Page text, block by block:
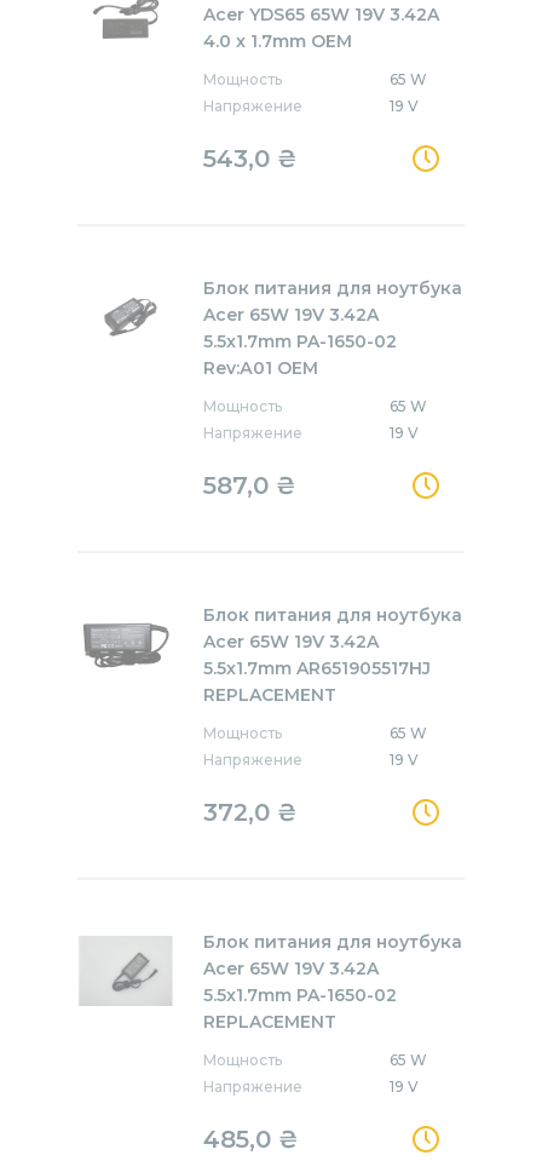
Acer YDS65 65W 19V 3.42A
4.0 x 1.7mm OEM
Мощность
65 W
Напряжение
19 V
543,0 ₴
Блок питания для ноутбука
Acer 65W 19V 3.42A
5.5x1.7mm PA-1650-02
Rev:А01 OEM
Мощность
65 W
Напряжение
19 V
587,0 ₴
Блок питания для ноутбука
Acer 65W 19V 3.42A
5.5x1.7mm AR651905517HJ
REPLACEMENT
Мощность
65 W
Напряжение
19 V
372,0 ₴
Блок питания для ноутбука
Acer 65W 19V 3.42A
5.5x1.7mm PA-1650-02
REPLACEMENT
Мощность
65 W
Напряжение
19 V
485,0 ₴